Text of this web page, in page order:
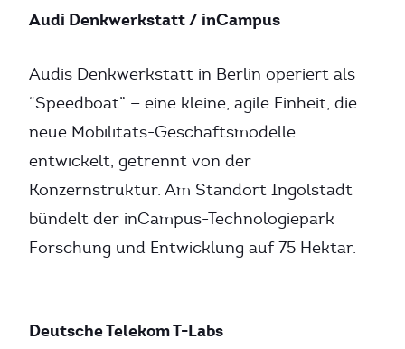
Audi Denkwerkstatt / inCampus
Audis Denkwerkstatt in Berlin operiert als
“Speedboat” — eine kleine, agile Einheit, die
neue Mobilitäts-Geschäftsmodelle
entwickelt, getrennt von der
Konzernstruktur. Am Standort Ingolstadt
bündelt der inCampus-Technologiepark
Forschung und Entwicklung auf 75 Hektar.
Deutsche Telekom T-Labs